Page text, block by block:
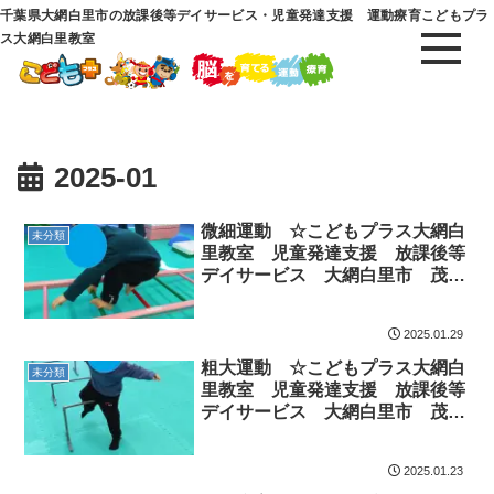
千葉県大網白里市の放課後等デイサービス・児童発達支援 運動療育こどもプラ
ス大網白里教室
2025-01
未分類
微細運動 ☆こどもプラス大網白
里教室 児童発達支援 放課後等
デイサービス 大網白里市 茂原
2025.01.29
未分類
粗大運動 ☆こどもプラス大網白
里教室 児童発達支援 放課後等
デイサービス 大網白里市 茂原
2025.01.23